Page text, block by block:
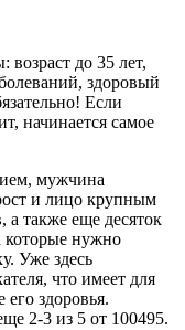
до 35 лет,
здоровый
Если
начинается самое
мужчина
и лицо крупным
а также еще десяток
которые нужно
Уже здесь
что имеет для
здоровья.
2-3 из 5 от 100495.